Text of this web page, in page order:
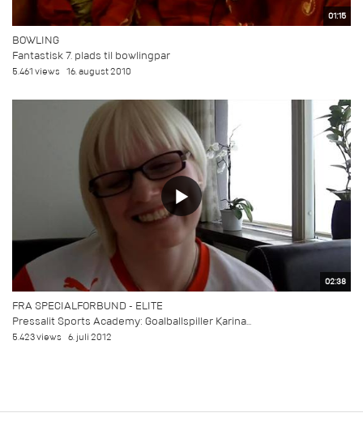
01:15
BOWLING
Fantastisk 7. plads til bowlingpar
5.461 views 16. august 2010
02:38
FRA SPECIALFORBUND - ELITE
Pressalit Sports Academy: Goalballspiller Karina...
5.423 views 6. juli 2012